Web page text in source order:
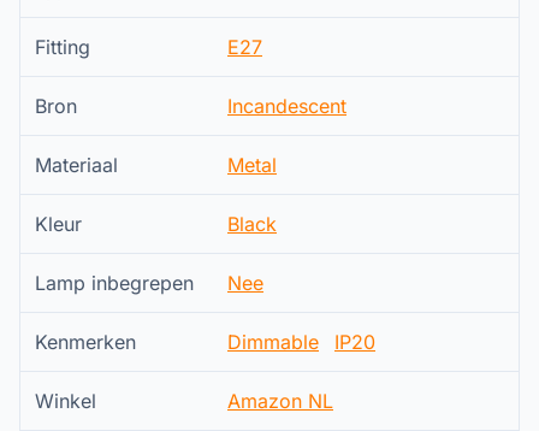
Fitting E27
Bron Incandescent
Materiaal Metal
Kleur Black
Lamp inbegrepen Nee
Kenmerken Dimmable IP20
Winkel Amazon NL